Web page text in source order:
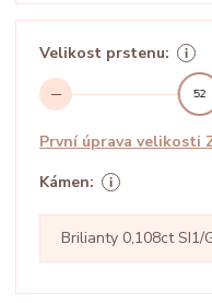
Velikost prstenu:
52
První úprava velikosti
Kámen:
Brilianty 0,108ct SI1/